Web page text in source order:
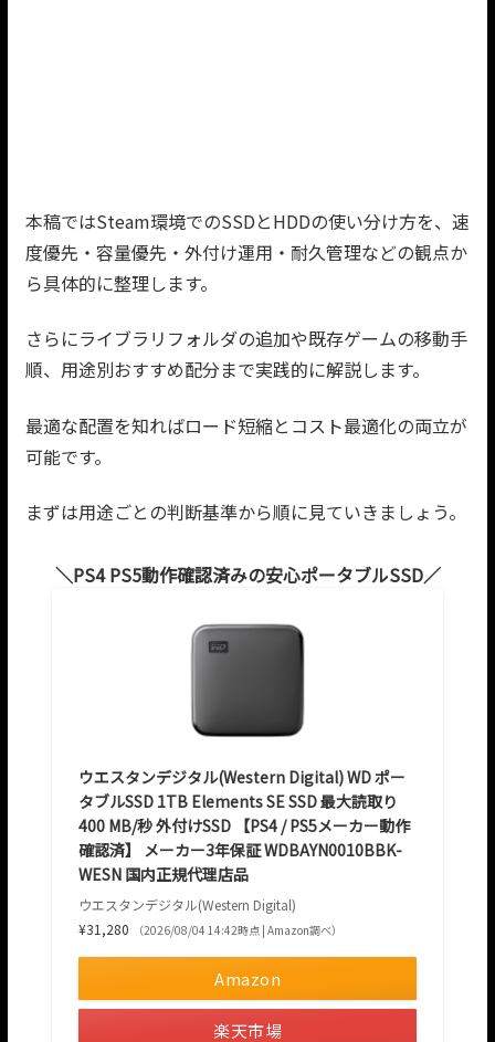
本稿ではSteam環境でのSSDとHDDの使い分け方を、速
度優先・容量優先・外付け運用・耐久管理などの観点か
ら具体的に整理します。
さらにライブラリフォルダの追加や既存ゲームの移動手
順、用途別おすすめ配分まで実践的に解説します。
最適な配置を知ればロード短縮とコスト最適化の両立が
可能です。
まずは用途ごとの判断基準から順に見ていきましょう。
PS4 PS5動作確認済みの安心ポータブルSSD
ウエスタンデジタル(Western Digital) WD ポー
タブルSSD 1TB Elements SE SSD 最大読取り
400 MB/秒 外付けSSD 【PS4 / PS5メーカー動作
確認済】 メーカー3年保証 WDBAYN0010BBK-
WESN 国内正規代理店品
ウエスタンデジタル(Western Digital)
¥31,280
（2026/08/04 14:42時点 | Amazon調べ）
Amazon
楽天市場